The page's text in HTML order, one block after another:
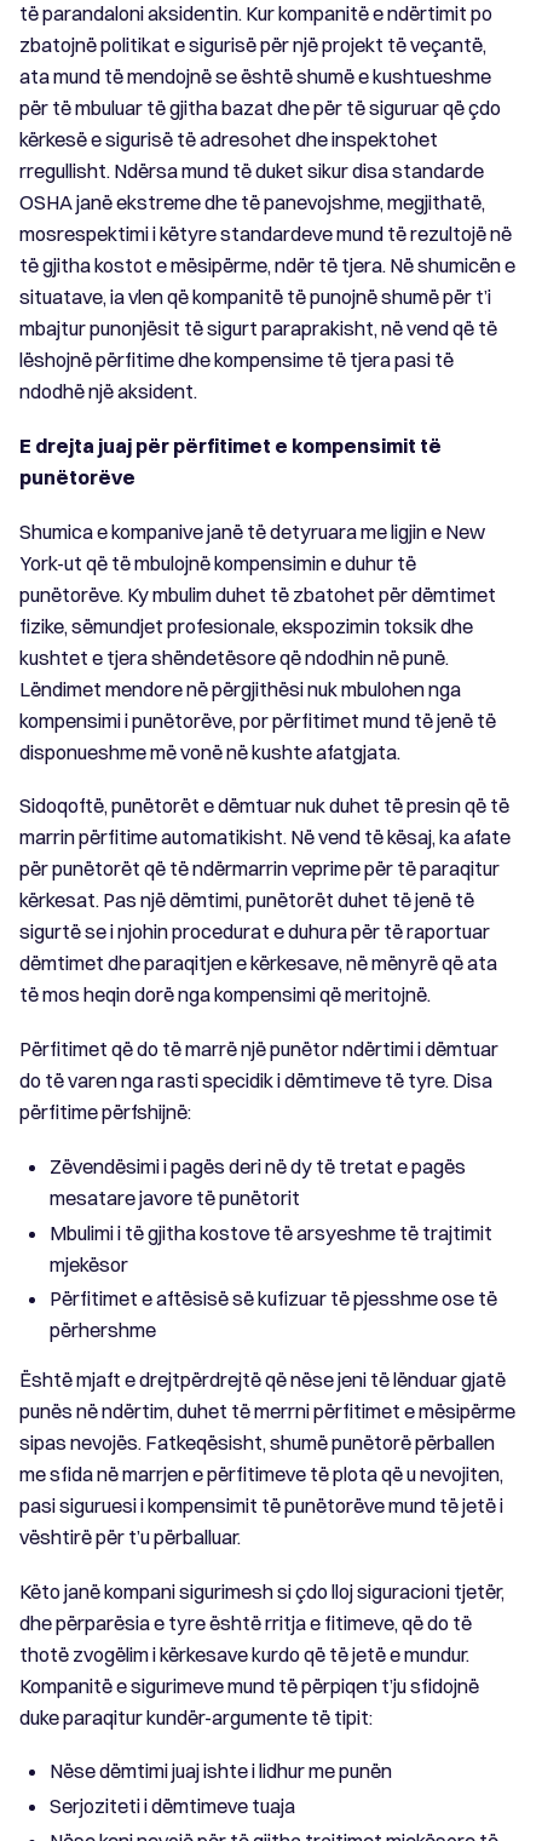
të parandaloni aksidentin. Kur kompanitë e ndërtimit po
zbatojnë politikat e sigurisë për një projekt të veçantë,
ata mund të mendojnë se është shumë e kushtueshme
për të mbuluar të gjitha bazat dhe për të siguruar që çdo
kërkesë e sigurisë të adresohet dhe inspektohet
rregullisht. Ndërsa mund të duket sikur disa standarde
OSHA janë ekstreme dhe të panevojshme, megjithatë,
mosrespektimi i këtyre standardeve mund të rezultojë në
të gjitha kostot e mësipërme, ndër të tjera. Në shumicën e
situatave, ia vlen që kompanitë të punojnë shumë për t’i
mbajtur punonjësit të sigurt paraprakisht, në vend që të
lëshojnë përfitime dhe kompensime të tjera pasi të
ndodhë një aksident.
E drejta juaj për përfitimet e kompensimit të
punëtorëve
Shumica e kompanive janë të detyruara me ligjin e New
York-ut që të mbulojnë kompensimin e duhur të
punëtorëve. Ky mbulim duhet të zbatohet për dëmtimet
fizike, sëmundjet profesionale, ekspozimin toksik dhe
kushtet e tjera shëndetësore që ndodhin në punë.
Lëndimet mendore në përgjithësi nuk mbulohen nga
kompensimi i punëtorëve, por përfitimet mund të jenë të
disponueshme më vonë në kushte afatgjata.
Sidoqoftë, punëtorët e dëmtuar nuk duhet të presin që të
marrin përfitime automatikisht. Në vend të kësaj, ka afate
për punëtorët që të ndërmarrin veprime për të paraqitur
kërkesat. Pas një dëmtimi, punëtorët duhet të jenë të
sigurtë se i njohin procedurat e duhura për të raportuar
dëmtimet dhe paraqitjen e kërkesave, në mënyrë që ata
të mos heqin dorë nga kompensimi që meritojnë.
Përfitimet që do të marrë një punëtor ndërtimi i dëmtuar
do të varen nga rasti specidik i dëmtimeve të tyre. Disa
përfitime përfshijnë:
Zëvendësimi i pagës deri në dy të tretat e pagës
mesatare javore të punëtorit
Mbulimi i të gjitha kostove të arsyeshme të trajtimit
mjekësor
Përfitimet e aftësisë së kufizuar të pjesshme ose të
përhershme
Është mjaft e drejtpërdrejtë që nëse jeni të lënduar gjatë
punës në ndërtim, duhet të merrni përfitimet e mësipërme
sipas nevojës. Fatkeqësisht, shumë punëtorë përballen
me sfida në marrjen e përfitimeve të plota që u nevojiten,
pasi siguruesi i kompensimit të punëtorëve mund të jetë i
vështirë për t’u përballuar.
Këto janë kompani sigurimesh si çdo lloj siguracioni tjetër,
dhe përparësia e tyre është rritja e fitimeve, që do të
thotë zvogëlim i kërkesave kurdo që të jetë e mundur.
Kompanitë e sigurimeve mund të përpiqen t’ju sfidojnë
duke paraqitur kundër-argumente të tipit:
Nëse dëmtimi juaj ishte i lidhur me punën
Serjoziteti i dëmtimeve tuaja